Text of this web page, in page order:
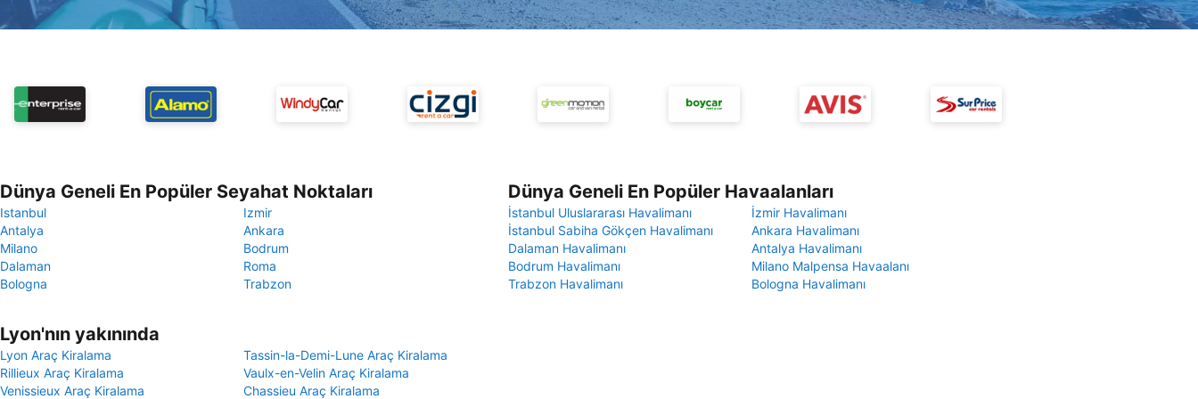
Dünya Geneli En Popüler Seyahat Noktaları
Istanbul
Izmir
Antalya
Ankara
Milano
Bodrum
Dalaman
Roma
Bologna
Trabzon
Dünya Geneli En Popüler Havaalanları
İstanbul Uluslararası Havalimanı
İzmir Havalimanı
İstanbul Sabiha Gökçen Havalimanı
Ankara Havalimanı
Dalaman Havalimanı
Antalya Havalimanı
Bodrum Havalimanı
Milano Malpensa Havaalanı
Trabzon Havalimanı
Bologna Havalimanı
Lyon'nın yakınında
Lyon Araç Kiralama
Tassin-la-Demi-Lune Araç Kiralama
Rillieux Araç Kiralama
Vaulx-en-Velin Araç Kiralama
Venissieux Araç Kiralama
Chassieu Araç Kiralama